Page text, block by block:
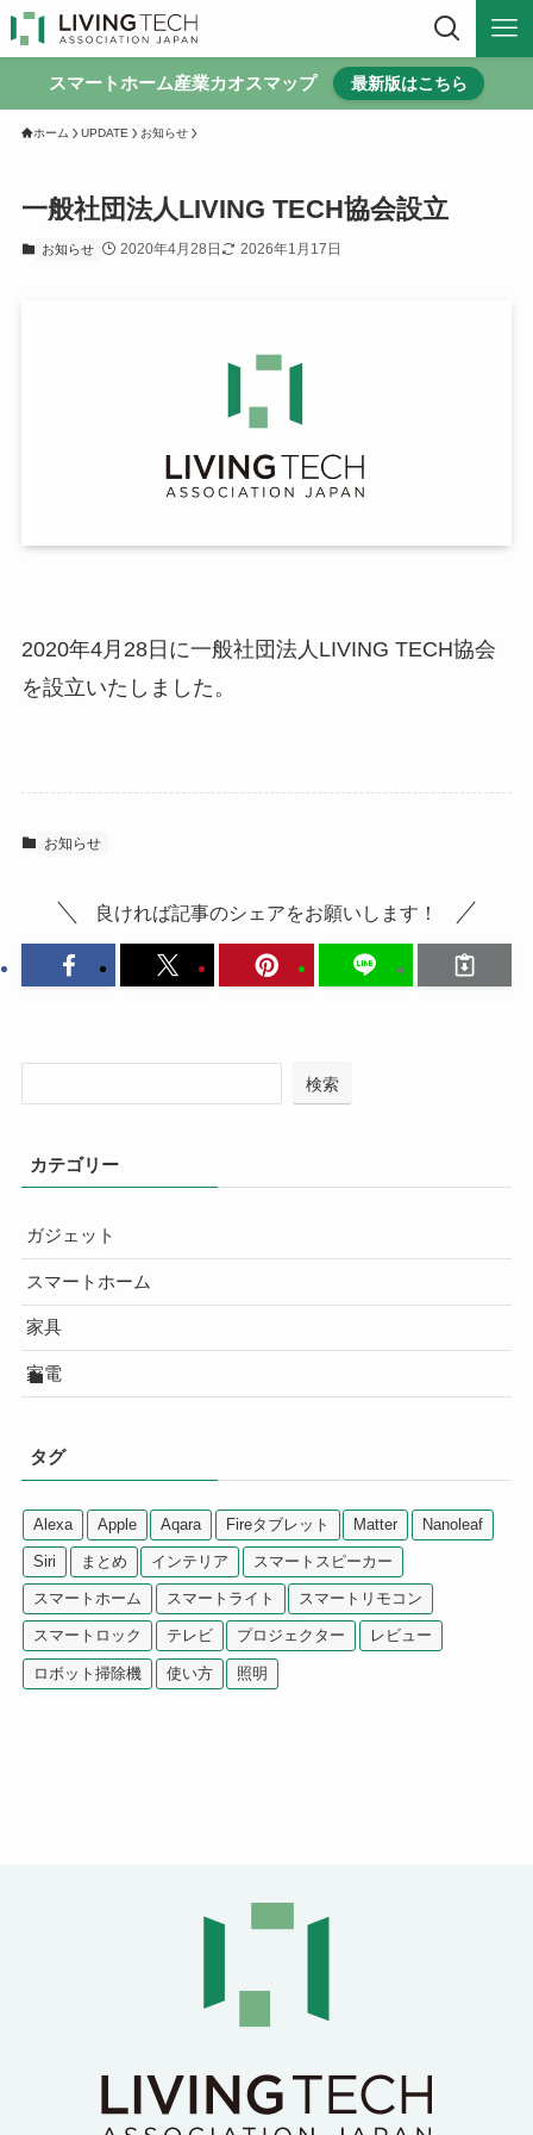
スマートホーム産業カオスマップ 最新版はこちら
ホーム UPDATE お知らせ
一般社団法人LIVING TECH協会設立
お知らせ 2020年4月28日 2026年1月17日
2020年4月28日に一般社団法人LIVING TECH協会
を設立いたしました。
お知らせ
良ければ記事のシェアをお願いします！
検索
カテゴリー
ガジェット
スマートホーム
家具
家電
タグ
Alexa Apple Aqara Fireタブレット Matter Nanoleaf
Siri まとめ インテリア スマートスピーカー
スマートホーム スマートライト スマートリモコン
スマートロック テレビ プロジェクター レビュー
ロボット掃除機 使い方 照明